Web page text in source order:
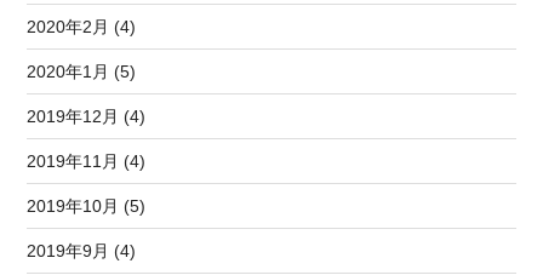
2020年2月 (4)
2020年1月 (5)
2019年12月 (4)
2019年11月 (4)
2019年10月 (5)
2019年9月 (4)